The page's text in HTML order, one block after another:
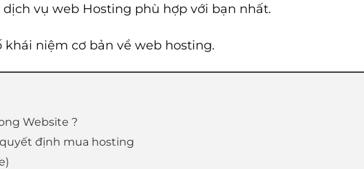
vụ web Hosting phù hợp với bạn nhất.
niệm cơ bản về web hosting.
Website ?
định mua hosting